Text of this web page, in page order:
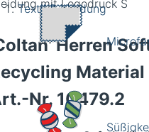
Textil & Kleidung
Herren
Material
Nr. 10479.2